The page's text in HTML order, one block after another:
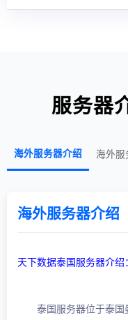
服务器
海外服务器介绍 海外
海外服务器介绍
天下数据泰国服务器介绍：
泰国服务器位于泰国